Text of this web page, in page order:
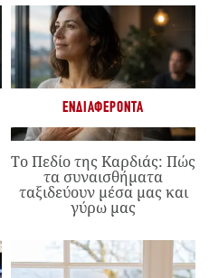
ΕΝΔΙΑΦΈΡΟΝΤΑ
Το Πεδίο της Καρδιάς: Πώς
τα συναισθήματα
ταξιδεύουν μέσα μας και
γύρω μας